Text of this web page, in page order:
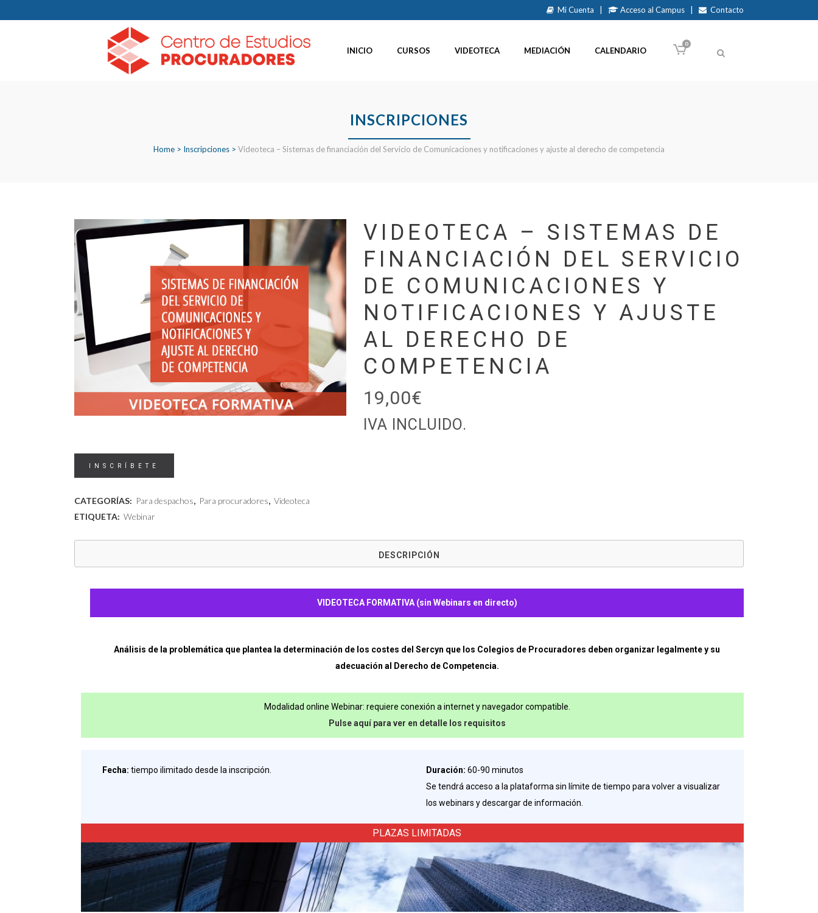
Mi Cuenta Acceso al Campus Contacto
0
INICIO CURSOS VIDEOTECA MEDIACIÓN CALENDARIO
INSCRIPCIONES
Home > Inscripciones > Videoteca – Sistemas de financiación del Servicio de Comunicaciones y notificaciones y ajuste al derecho de competencia
VIDEOTECA – SISTEMAS DE
FINANCIACIÓN DEL SERVICIO
DE COMUNICACIONES Y
NOTIFICACIONES Y AJUSTE
AL DERECHO DE
COMPETENCIA
19,00€
IVA INCLUIDO.
Videoteca
Sistemas
Comunicaciones
notificaciones
ajuste
competencia
INSCRÍBETE
CATEGORÍAS: Para despachos, Para procuradores, Videoteca
ETIQUETA: Webinar
DESCRIPCIÓN
VIDEOTECA FORMATIVA (sin Webinars en directo)
Análisis de la problemática que plantea la determinación de los costes del Sercyn que los Colegios de Procuradores deben organizar legalmente y su
adecuación al Derecho de Competencia.
Modalidad online Webinar: requiere conexión a internet y navegador compatible.
Pulse aquí para ver en detalle los requisitos
Fecha: tiempo ilimitado desde la inscripción. Duración: 60-90 minutos
Se tendrá acceso a la plataforma sin límite de tiempo para volver a visualizar
los webinars y descargar de información.
PLAZAS LIMITADAS